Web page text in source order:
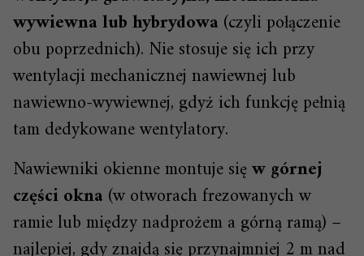
wywiewna lub hybrydowa (czyli połączenie
obu poprzednich). Nie stosuje się ich przy
wentylacji mechanicznej nawiewnej lub
nawiewno-wywiewnej, gdyż ich funkcję pełnią
tam dedykowane wentylatory.
Nawiewniki okienne montuje sięw górnej
części okna (w otworach frezowanych w
ramie lub między nadprożem a górną ramą) –